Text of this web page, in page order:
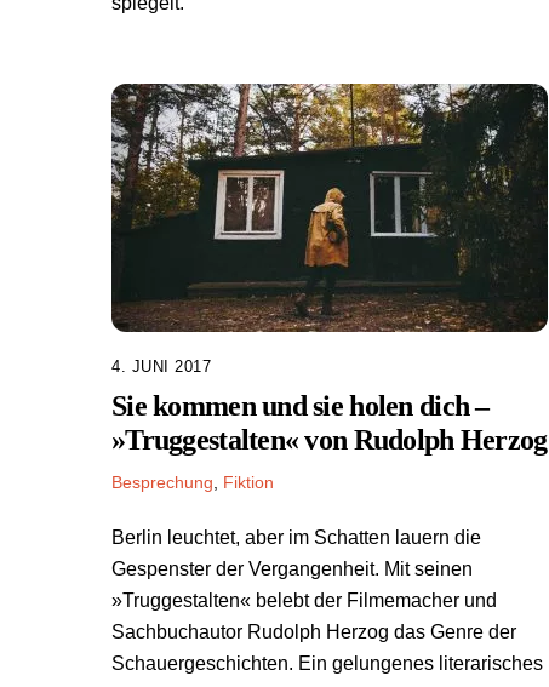
4. JUNI 2017
Sie kommen und sie holen dich –
»Truggestalten« von Rudolph Herzog
Besprechung Fiktion
Berlin leuchtet, aber im Schatten lauern die
Gespenster der Vergangenheit. Mit seinen
»Truggestalten« belebt der Filmemacher und
Sachbuchautor Rudolph Herzog das Genre der
Schauergeschichten. Ein gelungenes literarisches